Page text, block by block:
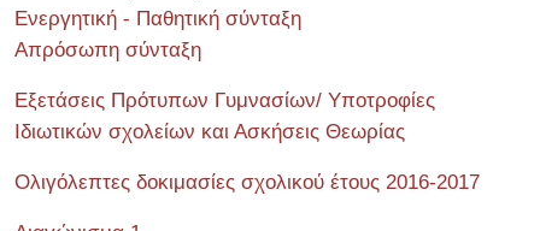
Ενεργητική - Παθητική σύνταξη
Απρόσωπη σύνταξη
Εξετάσεις Πρότυπων Γυμνασίων/ Υποτροφίες
Ιδιωτικών σχολείων και Ασκήσεις Θεωρίας
Ολιγόλεπτες δοκιμασίες σχολικού έτους 2016-2017